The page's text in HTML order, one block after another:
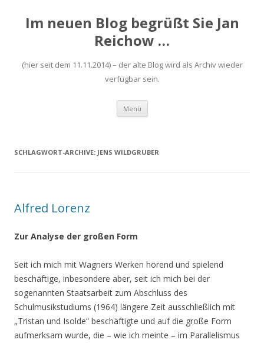
Im neuen Blog begrüßt Sie Jan
Reichow …
(hier seit dem 11.11.2014) – der alte Blog wird als Archiv wieder
verfügbar sein.
Menü Zum
springen
SCHLAGWORT-ARCHIVE: JENS WILDGRUBER
Alfred Lorenz
Zur Analyse der großen Form
Seit ich mich mit Wagners Werken hörend und spielend
beschäftige, inbesondere aber, seit ich mich bei der
sogenannten Staatsarbeit zum Abschluss des
Schulmusikstudiums (1964) längere Zeit ausschließlich mit
„Tristan und Isolde“ beschäftigte und auf die große Form
aufmerksam wurde, die – wie ich meinte – im Parallelismus